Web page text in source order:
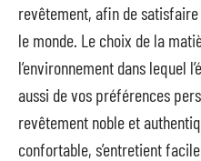
revêtement, afin de
le monde. Le choix de la
l’environnement dans lequel
aussi de vos préférences
revêtement noble et
confortable, s’entretient